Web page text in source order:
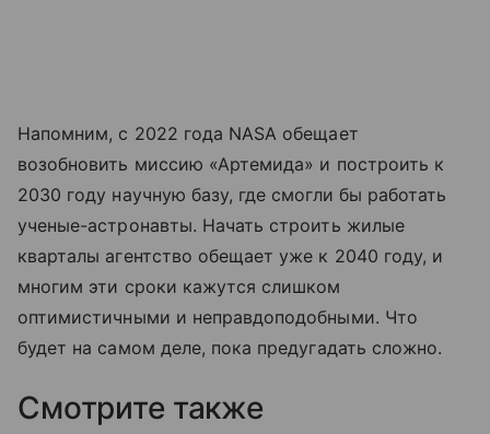
Напомним, c 2022 года NASA обещает
возобновить миссию «Артемида» и построить к
2030 году научную базу, где смогли бы работать
ученые-астронавты. Начать строить жилые
кварталы агентство обещает уже к 2040 году, и
многим эти сроки кажутся слишком
оптимистичными и неправдоподобными. Что
будет на самом деле, пока предугадать сложно.
Смотрите также